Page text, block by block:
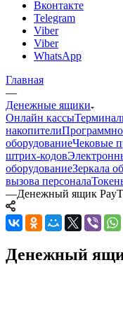
Вконтакте
Telegram
Viber
Viber
WhatsApp
Главная
—
Денежные ящики
Онлайн кассы
накопители
оборудованиеЧековые
штрих-кодов
оборудованиеЗеркала
вызова персонала
—Денежный ящик
Денежный